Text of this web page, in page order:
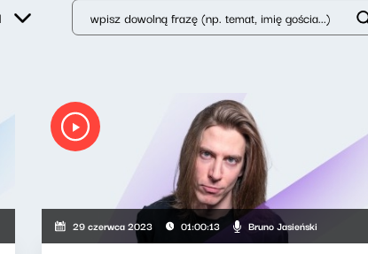
29 czerwca 2023 01:00:13 Bruno Jasieński